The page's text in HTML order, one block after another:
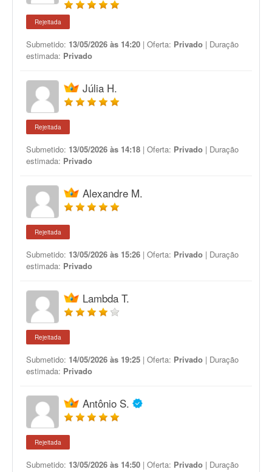
Rejeitada
Submetido: 13/05/2026 às 14:20 | Oferta: Privado | Duração
estimada: Privado
Júlia H.
Rejeitada
Submetido: 13/05/2026 às 14:18 | Oferta: Privado | Duração
estimada: Privado
Alexandre M.
Rejeitada
Submetido: 13/05/2026 às 15:26 | Oferta: Privado | Duração
estimada: Privado
Lambda T.
Rejeitada
Submetido: 14/05/2026 às 19:25 | Oferta: Privado | Duração
estimada: Privado
Antônio S.
Rejeitada
Submetido: 13/05/2026 às 14:50 | Oferta: Privado | Duração